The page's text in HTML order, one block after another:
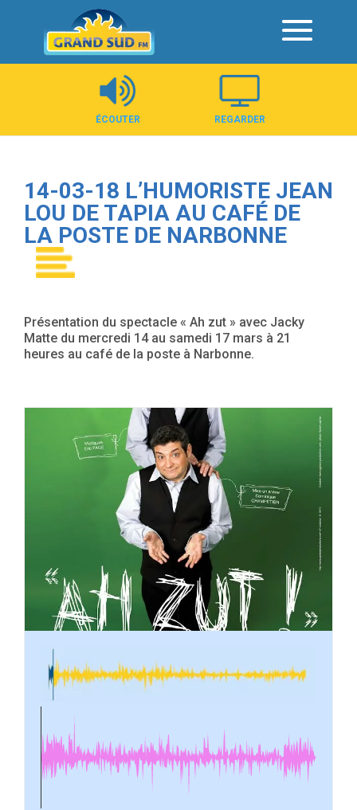
Panneau de gestion des cookies
ÉCOUTER REGARDER
14-03-18 L’HUMORISTE JEAN
LOU DE TAPIA AU CAFÉ DE
LA POSTE DE NARBONNE
Présentation du spectacle « Ah zut » avec Jacky
Matte du mercredi 14 au samedi 17 mars à 21
heures au café de la poste à Narbonne.